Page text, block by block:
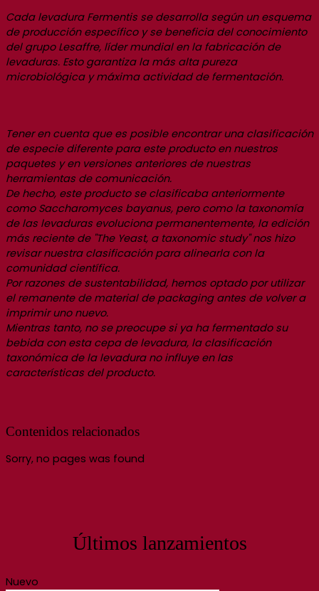
Cada levadura Fermentis se desarrolla según un esquema
de producción específico y se beneficia del conocimiento
del grupo Lesaffre, líder mundial en la fabricación de
levaduras. Esto garantiza la más alta pureza
microbiológica y máxima actividad de fermentación.
Tener en cuenta que es posible encontrar una clasificación
de especie diferente para este producto en nuestros
paquetes y en versiones anteriores de nuestras
herramientas de comunicación.
De hecho, este producto se clasificaba anteriormente
como Saccharomyces bayanus, pero como la taxonomía
de las levaduras evoluciona permanentemente, la edición
más reciente de "The Yeast, a taxonomic study" nos hizo
revisar nuestra clasificación para alinearla con la
comunidad científica.
Por razones de sustentabilidad, hemos optado por utilizar
el remanente de material de packaging antes de volver a
imprimir uno nuevo.
Mientras tanto, no se preocupe si ya ha fermentado su
bebida con esta cepa de levadura, la clasificación
taxonómica de la levadura no influye en las
características del producto.
Contenidos relacionados
Sorry, no pages was found
Últimos lanzamientos
Nuevo